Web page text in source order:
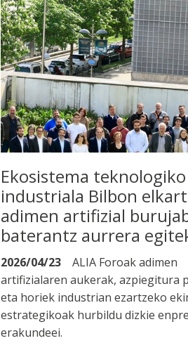
Ekosistema
industriala Bilbon
adimen artifizial
baterantz aurrera
2026/04/23
ALIA Foroak adimen
artifizialaren aukerak, azpiegitura
eta horiek industrian ezartzeko
estrategikoak hurbildu dizkie
erakundeei.